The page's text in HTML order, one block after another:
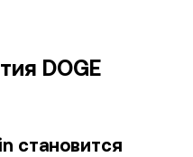
DOGE
становится